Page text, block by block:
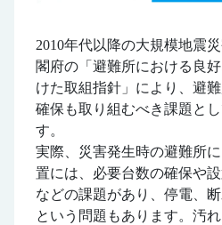
2010年代以降の大規模地震
閣府の「避難所における良
けた取組指針」により、避
確保も取り組むべき課題と
す。
実際、災害発生時の避難所
置には、必要台数の確保や
などの課題があり、停電、
という問題もあります。汚